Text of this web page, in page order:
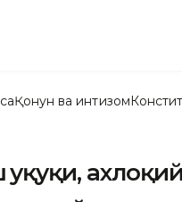
Қонун ва интизом